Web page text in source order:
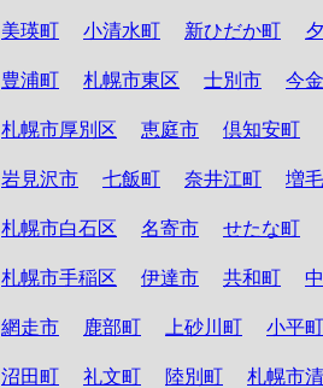
美瑛町 小清水町 新ひだか町
豊浦町 札幌市東区 士別市 今
札幌市厚別区 恵庭市 倶知安町
岩見沢市 七飯町 奈井江町 増
札幌市白石区 名寄市 せたな町
札幌市手稲区 伊達市 共和町
網走市 鹿部町 上砂川町 小平町
沼田町 礼文町 陸別町 札幌市